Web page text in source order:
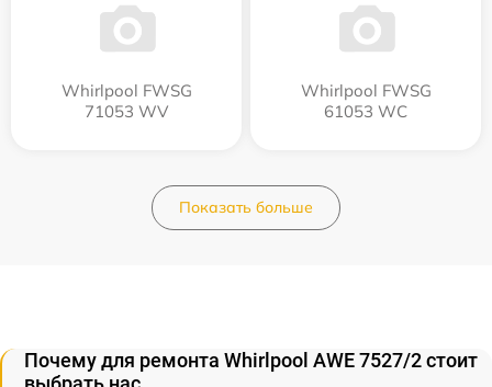
Whirlpool FWSG
71053 WV
Whirlpool FWSG
61053 WC
Показать больше
Почему для ремонта Whirlpool AWE 7527/2 стоит